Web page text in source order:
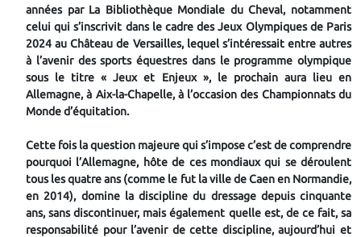
années par La Bibliothèque Mondiale du Cheval, notamment
celui qui s’inscrivit dans le cadre des Jeux Olympiques de Paris
2024 au Château de Versailles, lequel s’intéressait entre autres
à l’avenir des sports équestres dans le programme olympique
sous le titre « Jeux et Enjeux », le prochain aura lieu en
Allemagne, à Aix-la-Chapelle, à l’occasion des Championnats du
Monde d’équitation.
Cette fois la question majeure qui s’impose c’est de comprendre
pourquoi l’Allemagne, hôte de ces mondiaux qui se déroulent
tous les quatre ans (comme le fut la ville de Caen en Normandie,
en 2014), domine la discipline du dressage depuis cinquante
ans, sans discontinuer, mais également quelle est, de ce fait, sa
responsabilité pour l’avenir de cette discipline, aujourd’hui et